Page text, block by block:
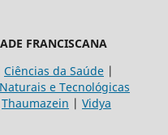
FRANCISCANA
Ciências da Saúde|
e Tecnológicas
Thaumazein | Vidya